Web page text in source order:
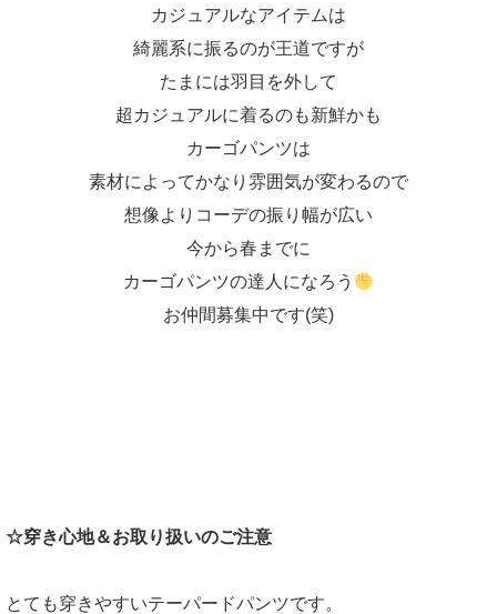
カジュアルなアイテムは
綺麗系に振るのが王道ですが
たまには羽目を外して
超カジュアルに着るのも新鮮かも
カーゴパンツは
素材によってかなり雰囲気が変わるので
想像よりコーデの振り幅が広い
今から春までに
カーゴパンツの達人になろう
お仲間募集中です(笑)
☆穿き心地＆お取り扱いのご注意
とても穿きやすいテーパードパンツです。